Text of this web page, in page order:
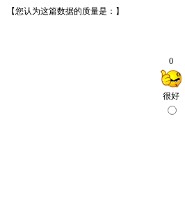
【您认为这篇数据的质量是：】
0
很好